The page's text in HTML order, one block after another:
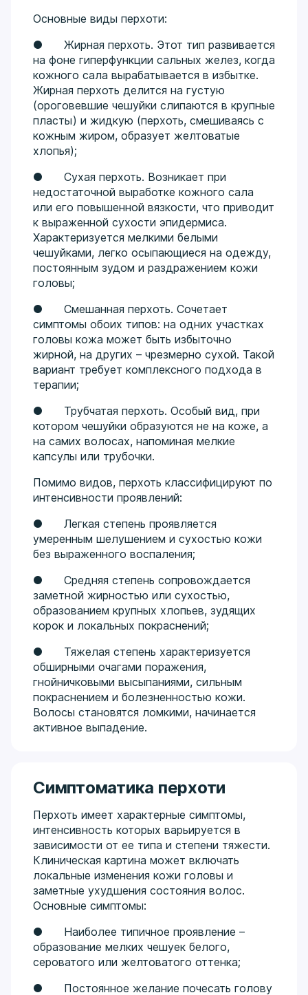
Основные виды перхоти:
● Жирная перхоть. Этот тип развивается
на фоне гиперфункции сальных желез, когда
кожного сала вырабатывается в избытке.
Жирная перхоть делится на густую
(ороговевшие чешуйки слипаются в крупные
пласты) и жидкую (перхоть, смешиваясь с
кожным жиром, образует желтоватые
хлопья);
● Сухая перхоть. Возникает при
недостаточной выработке кожного сала
или его повышенной вязкости, что приводит
к выраженной сухости эпидермиса.
Характеризуется мелкими белыми
чешуйками, легко осыпающиеся на одежду,
постоянным зудом и раздражением кожи
головы;
● Смешанная перхоть. Сочетает
симптомы обоих типов: на одних участках
головы кожа может быть избыточно
жирной, на других – чрезмерно сухой. Такой
вариант требует комплексного подхода в
терапии;
● Трубчатая перхоть. Особый вид, при
котором чешуйки образуются не на коже, а
на самих волосах, напоминая мелкие
капсулы или трубочки.
Помимо видов, перхоть классифицируют по
интенсивности проявлений:
● Легкая степень проявляется
умеренным шелушением и сухостью кожи
без выраженного воспаления;
● Средняя степень сопровождается
заметной жирностью или сухостью,
образованием крупных хлопьев, зудящих
корок и локальных покраснений;
● Тяжелая степень характеризуется
обширными очагами поражения,
гнойничковыми высыпаниями, сильным
покраснением и болезненностью кожи.
Волосы становятся ломкими, начинается
активное выпадение.
Симптоматика перхоти
Перхоть имеет характерные симптомы,
интенсивность которых варьируется в
зависимости от ее типа и степени тяжести.
Клиническая картина может включать
локальные изменения кожи головы и
заметные ухудшения состояния волос.
Основные симптомы:
● Наиболее типичное проявление –
образование мелких чешуек белого,
сероватого или желтоватого оттенка;
● Постоянное желание почесать голову